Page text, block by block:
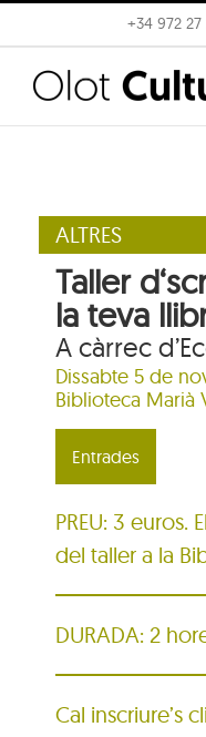
to
content
+34 972 27
ALTRES
Taller
la teva
A càrrec
Dissabte 5 de
Biblioteca Marià
Entrades
PREU: 3 euros.
del taller a la
DURADA: 2
Cal inscriure’s